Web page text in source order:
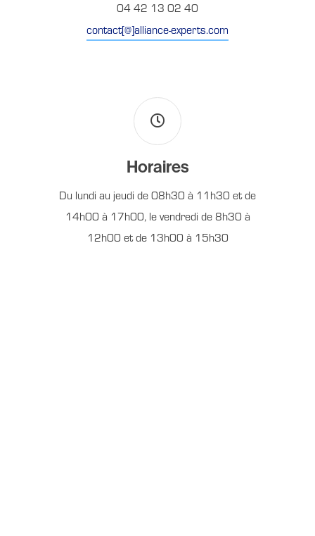
04 42 13 02 40
contact[@]alliance-experts.com
Horaires
Du lundi au jeudi de 08h30 à 11h30 et de
14h00 à 17h00, le vendredi de 8h30 à
12h00 et de 13h00 à 15h30